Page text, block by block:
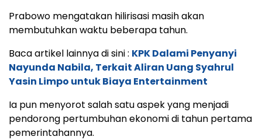
Prabowo mengatakan hilirisasi masih akan
membutuhkan waktu beberapa tahun.
Baca artikel lainnya di sini : KPK Dalami Penyanyi
Nayunda Nabila, Terkait Aliran Uang Syahrul
Yasin Limpo untuk Biaya Entertainment
Ia pun menyorot salah satu aspek yang menjadi
pendorong pertumbuhan ekonomi di tahun pertama
pemerintahannya.